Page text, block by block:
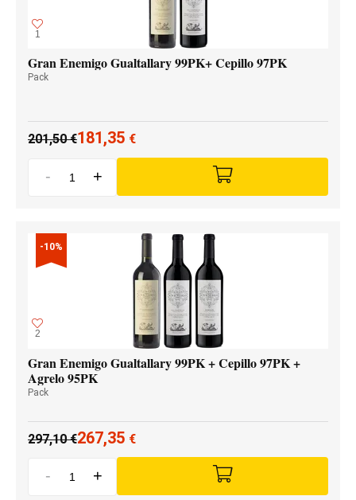
1
Gran Enemigo Gualtallary 99PK+ Cepillo 97PK
Pack
201,50€181,35 €
- +
-10%
2
Gran Enemigo Gualtallary 99PK + Cepillo 97PK +
Agrelo 95PK
Pack
297,10€267,35 €
- +